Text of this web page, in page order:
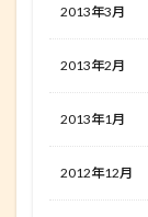
2013年3月
2013年2月
2013年1月
2012年12月